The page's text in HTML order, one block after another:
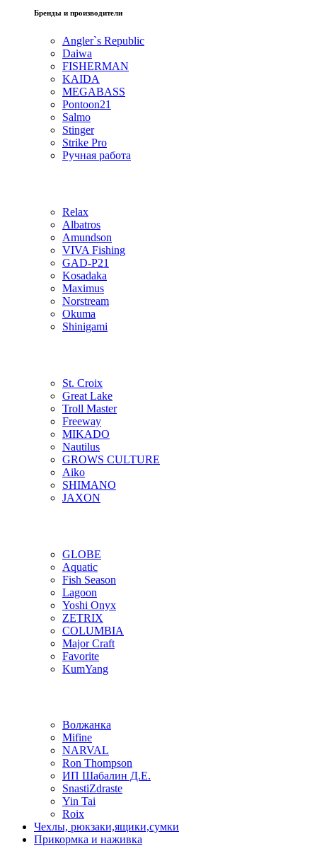
Бренды и производители
Angler`s Republic
Daiwa
FISHERMAN
KAIDA
MEGABASS
Pontoon21
Salmo
Stinger
Strike Pro
Ручная работа
Relax
Albatros
Amundson
VIVA Fishing
GAD-P21
Kosadaka
Maximus
Norstream
Okuma
Shinigami
St. Croix
Great Lake
Troll Master
Freeway
MIKADO
Nautilus
GROWS CULTURE
Aiko
SHIMANO
JAXON
GLOBE
Aquatic
Fish Season
Lagoon
Yoshi Onyx
ZETRIX
COLUMBIA
Major Craft
Favorite
KumYang
Волжанка
Mifine
NARVAL
Ron Thompson
ИП Шабалин Д.Е.
SnastiZdraste
Yin Tai
Roix
Чехлы, рюкзаки,ящики,сумки
Прикормка и наживка